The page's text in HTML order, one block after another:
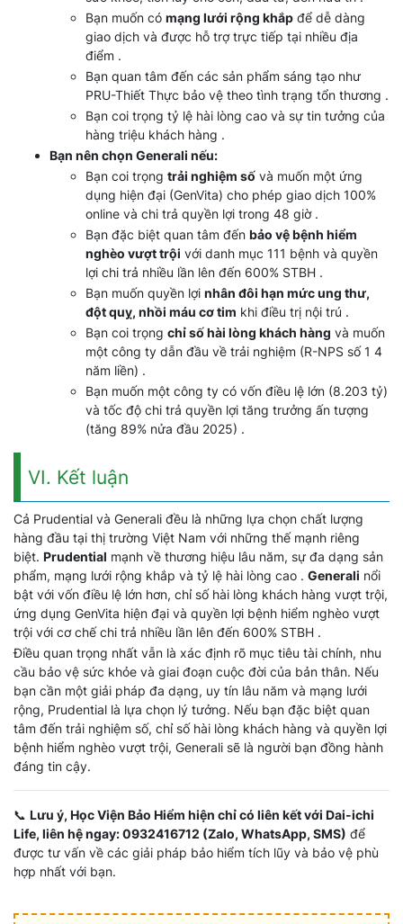
Bạn muốn có mạng lưới rộng khắp để dễ dàng
giao dịch và được hỗ trợ trực tiếp tại nhiều địa
điểm .
Bạn quan tâm đến các sản phẩm sáng tạo như
PRU-Thiết Thực bảo vệ theo tình trạng tổn thương .
Bạn coi trọng tỷ lệ hài lòng cao và sự tin tưởng của
hàng triệu khách hàng .
Bạn nên chọn Generali nếu:
Bạn coi trọng trải nghiệm số và muốn một ứng
dụng hiện đại (GenVita) cho phép giao dịch 100%
online và chi trả quyền lợi trong 48 giờ .
Bạn đặc biệt quan tâm đến bảo vệ bệnh hiểm
nghèo vượt trội với danh mục 111 bệnh và quyền
lợi chi trả nhiều lần lên đến 600% STBH .
Bạn muốn quyền lợi nhân đôi hạn mức ung thư,
đột quỵ, nhồi máu cơ tim khi điều trị nội trú .
Bạn coi trọng chỉ số hài lòng khách hàng và muốn
một công ty dẫn đầu về trải nghiệm (R-NPS số 1 4
năm liền) .
Bạn muốn một công ty có vốn điều lệ lớn (8.203 tỷ)
và tốc độ chi trả quyền lợi tăng trưởng ấn tượng
(tăng 89% nửa đầu 2025) .
VI. Kết luận
Cả Prudential và Generali đều là những lựa chọn chất lượng
hàng đầu tại thị trường Việt Nam với những thế mạnh riêng
biệt. Prudential mạnh về thương hiệu lâu năm, sự đa dạng sản
phẩm, mạng lưới rộng khắp và tỷ lệ hài lòng cao . Generali nổi
bật với vốn điều lệ lớn hơn, chỉ số hài lòng khách hàng vượt trội,
ứng dụng GenVita hiện đại và quyền lợi bệnh hiểm nghèo vượt
trội với cơ chế chi trả nhiều lần lên đến 600% STBH .
Điều quan trọng nhất vẫn là xác định rõ mục tiêu tài chính, nhu
cầu bảo vệ sức khỏe và giai đoạn cuộc đời của bản thân. Nếu
bạn cần một giải pháp đa dạng, uy tín lâu năm và mạng lưới
rộng, Prudential là lựa chọn lý tưởng. Nếu bạn đặc biệt quan
tâm đến trải nghiệm số, chỉ số hài lòng khách hàng và quyền lợi
bệnh hiểm nghèo vượt trội, Generali sẽ là người bạn đồng hành
đáng tin cậy.
📞 Lưu ý, Học Viện Bảo Hiểm hiện chỉ có liên kết với Dai-ichi
Life, liên hệ ngay: 0932416712 (Zalo, WhatsApp, SMS) để
được tư vấn về các giải pháp bảo hiểm tích lũy và bảo vệ phù
hợp nhất với bạn.